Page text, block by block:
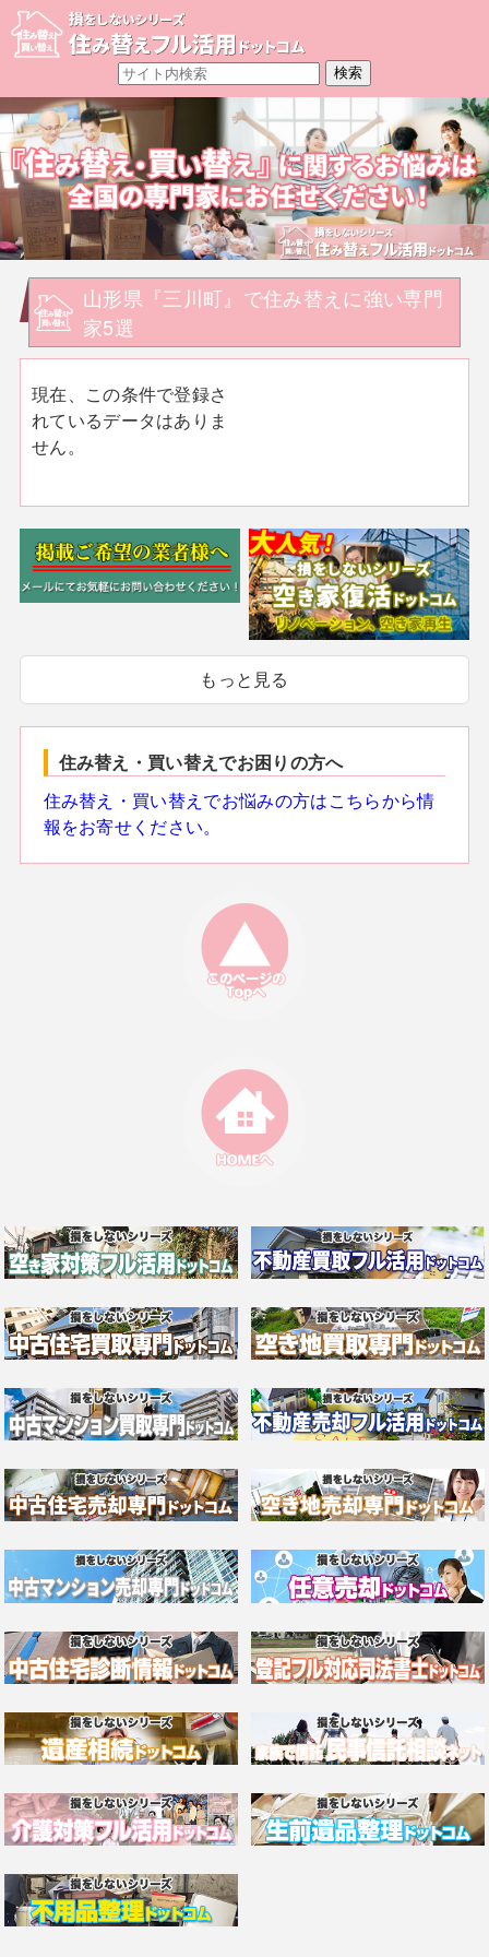
山形県『三川町』で住み替えに強い専門
家5選
現在、この条件で登録さ
れているデータはありま
せん。
もっと見る
住み替え・買い替えでお困りの方へ
住み替え・買い替えでお悩みの方はこちらから情
報をお寄せください。